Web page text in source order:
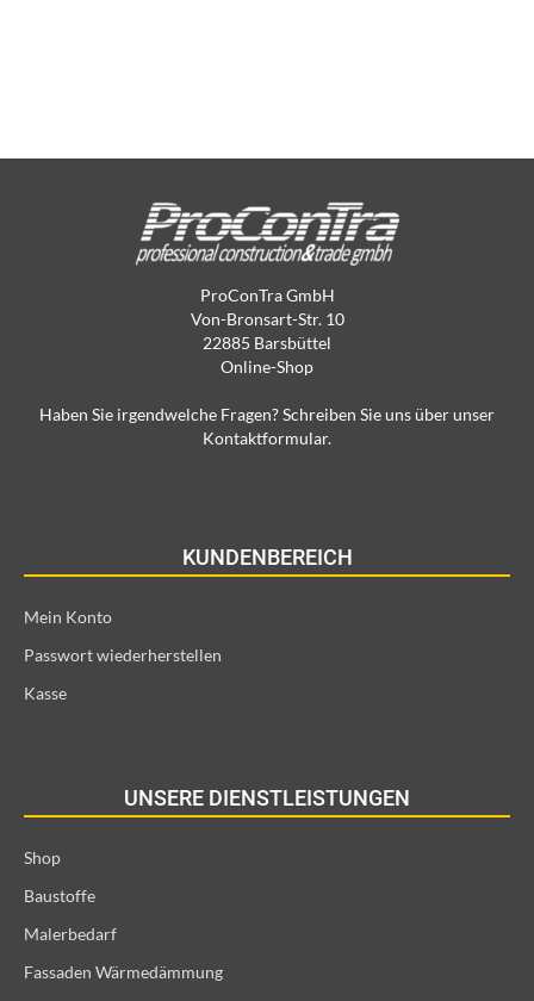
ProConTra GmbH
Von-Bronsart-Str. 10
22885 Barsbüttel
Online-Shop
Haben Sie irgendwelche Fragen? Schreiben Sie uns über unser
Kontaktformular.
KUNDENBEREICH
Mein Konto
Passwort wiederherstellen
Kasse
UNSERE DIENSTLEISTUNGEN
Shop
Baustoffe
Malerbedarf
Fassaden Wärmedämmung